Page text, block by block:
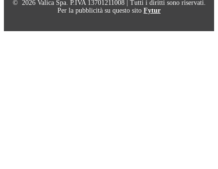
© 2026 Valica Spa. P.IVA 13701211008 | Tutti i diritti sono riservati.
Per la pubblicità su questo sito Fytur